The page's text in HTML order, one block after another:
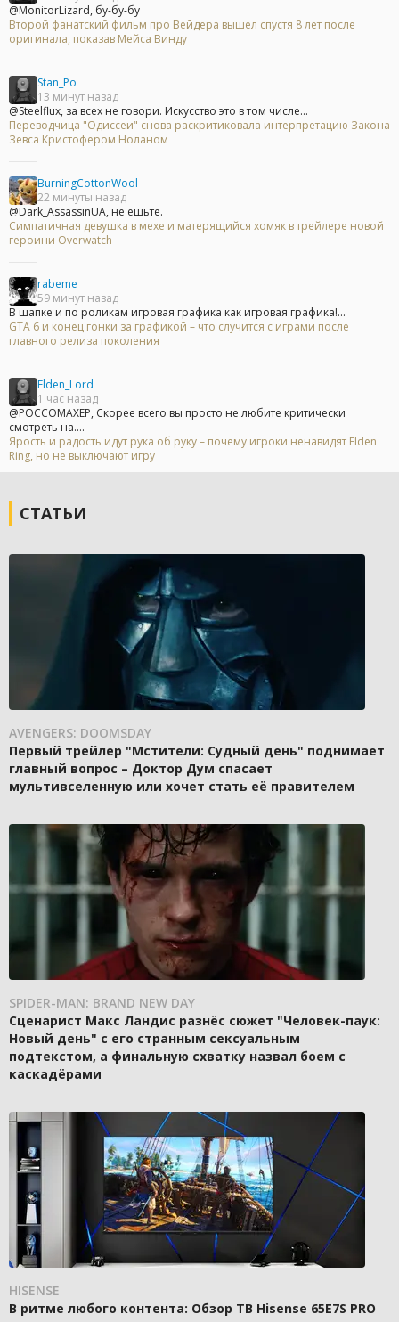
@MonitorLizard, бу-бу-бу
Второй фанатский фильм про Вейдера вышел спустя 8 лет после
оригинала, показав Мейса Винду
Stan_Po
13 минут назад
@Steelflux, за всех не говори. Искусство это в том числе...
Переводчица "Одиссеи" снова раскритиковала интерпретацию Закона
Зевса Кристофером Ноланом
BurningCottonWool
22 минуты назад
@Dark_AssassinUA, не ешьте.
Симпатичная девушка в мехе и матерящийся хомяк в трейлере новой
героини Overwatch
rabeme
59 минут назад
В шапке и по роликам игровая графика как игровая графика!...
GTA 6 и конец гонки за графикой – что случится с играми после
главного релиза поколения
Elden_Lord
1 час назад
@POCCOMAXEP, Скорее всего вы просто не любите критически
смотреть на....
Ярость и радость идут рука об руку – почему игроки ненавидят Elden
Ring, но не выключают игру
СТАТЬИ
AVENGERS: DOOMSDAY
Первый трейлер "Мстители: Судный день" поднимает
главный вопрос – Доктор Дум спасает
мультивселенную или хочет стать её правителем
SPIDER-MAN: BRAND NEW DAY
Сценарист Макс Ландис разнёс сюжет "Человек-паук:
Новый день" с его странным сексуальным
подтекстом, а финальную схватку назвал боем с
каскадёрами
HISENSE
В ритме любого контента: Обзор ТВ Hisense 65E7S PRO